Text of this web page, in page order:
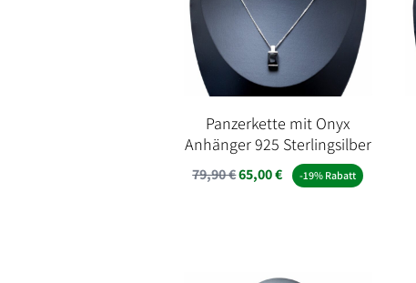
Panzerkette mit Onyx
Anhänger 925 Sterlingsilber
79,90€Ursprünglicher
65,00€Aktueller
-19% Rabatt